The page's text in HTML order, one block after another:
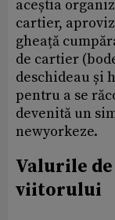
aceștia
cartier,
gheață
de cartier
deschideau și
pentru a se
devenită un
newyorkeze.
Valurile
viitorului